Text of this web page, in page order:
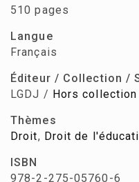
510 pages
Langue
Français
Éditeur / Collection /
LGDJ / Hors collection
Thèmes
Droit, Droit de
ISBN
978-2-275-05760-6